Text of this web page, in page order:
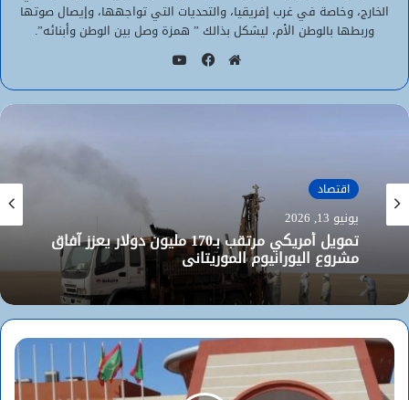
الخارج، وخاصة في غرب إفريقيا، والتحديات التي تواجهها، وإيصال صوتها
وربطها بالوطن الأم، ليشكل بذالك ” همزة وصل بين الوطن وأبنائه”.
الويب
اقتصاد
يونيو 13, 2026
تمويل أمريكي مرتقب بـ170 مليون دولار يعزز آفاق
مشروع اليورانيوم الموريتاني